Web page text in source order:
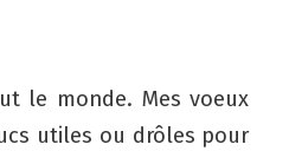
le monde. Mes voeux
utiles ou drôles pour